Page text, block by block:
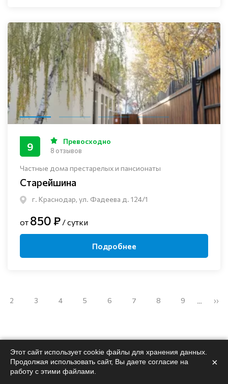
Частные дома престарелых и пансионаты
Старейшина
г. Краснодар, ул. Фадеева д. 124/1
9 Превосходно
8 отзывов
от 850 ₽ / сутки
Подробнее
2 3 4 5 6 7 8 9 … ››
Поможемподобрать
Этот сайт использует cookie файлы для хранения данных.
Продолжая использовать сайт, Вы даете согласие на
работу с этими файлами.
×